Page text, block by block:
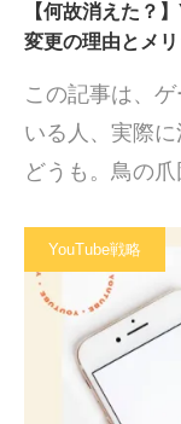
【何故消えた？
変更の理由とメ
この記事は、
いる人、実際に
どうも。鳥の
YouTube戦略